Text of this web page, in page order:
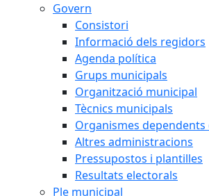
Govern
Consistori
Informació dels regidors
Agenda política
Grups municipals
Organització municipal
Tècnics municipals
Organismes dependents
Altres administracions
Pressupostos i plantilles
Resultats electorals
Ple municipal